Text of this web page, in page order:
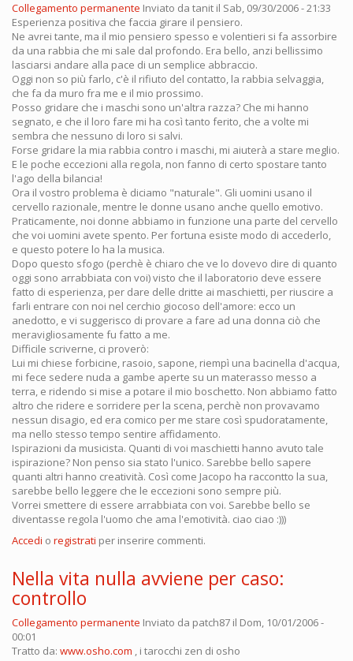
Collegamento permanente Inviato da tanit il Sab, 09/30/2006 - 21:33
Esperienza positiva che faccia girare il pensiero.
Ne avrei tante, ma il mio pensiero spesso e volentieri si fa assorbire
da una rabbia che mi sale dal profondo. Era bello, anzi bellissimo
lasciarsi andare alla pace di un semplice abbraccio.
Oggi non so più farlo, c'è il rifiuto del contatto, la rabbia selvaggia,
che fa da muro fra me e il mio prossimo.
Posso gridare che i maschi sono un'altra razza? Che mi hanno
segnato, e che il loro fare mi ha così tanto ferito, che a volte mi
sembra che nessuno di loro si salvi.
Forse gridare la mia rabbia contro i maschi, mi aiuterà a stare meglio.
E le poche eccezioni alla regola, non fanno di certo spostare tanto
l'ago della bilancia!
Ora il vostro problema è diciamo "naturale". Gli uomini usano il
cervello razionale, mentre le donne usano anche quello emotivo.
Praticamente, noi donne abbiamo in funzione una parte del cervello
che voi uomini avete spento. Per fortuna esiste modo di accederlo,
e questo potere lo ha la musica.
Dopo questo sfogo (perchè è chiaro che ve lo dovevo dire di quanto
oggi sono arrabbiata con voi) visto che il laboratorio deve essere
fatto di esperienza, per dare delle dritte ai maschietti, per riuscire a
farli entrare con noi nel cerchio giocoso dell'amore: ecco un
anedotto, e vi suggerisco di provare a fare ad una donna ciò che
meravigliosamente fu fatto a me.
Difficile scriverne, ci proverò:
Lui mi chiese forbicine, rasoio, sapone, riempì una bacinella d'acqua,
mi fece sedere nuda a gambe aperte su un materasso messo a
terra, e ridendo si mise a potare il mio boschetto. Non abbiamo fatto
altro che ridere e sorridere per la scena, perchè non provavamo
nessun disagio, ed era comico per me stare così spudoratamente,
ma nello stesso tempo sentire affidamento.
Ispirazioni da musicista. Quanti di voi maschietti hanno avuto tale
ispirazione? Non penso sia stato l'unico. Sarebbe bello sapere
quanti altri hanno creatività. Così come Jacopo ha raccontto la sua,
sarebbe bello leggere che le eccezioni sono sempre più.
Vorrei smettere di essere arrabbiata con voi. Sarebbe bello se
diventasse regola l'uomo che ama l'emotività. ciao ciao :)))
Accedi o registrati per inserire commenti.
Nella vita nulla avviene per caso:
controllo
Collegamento permanente Inviato da patch87 il Dom, 10/01/2006 -
00:01
Tratto da: www.osho.com , i tarocchi zen di osho